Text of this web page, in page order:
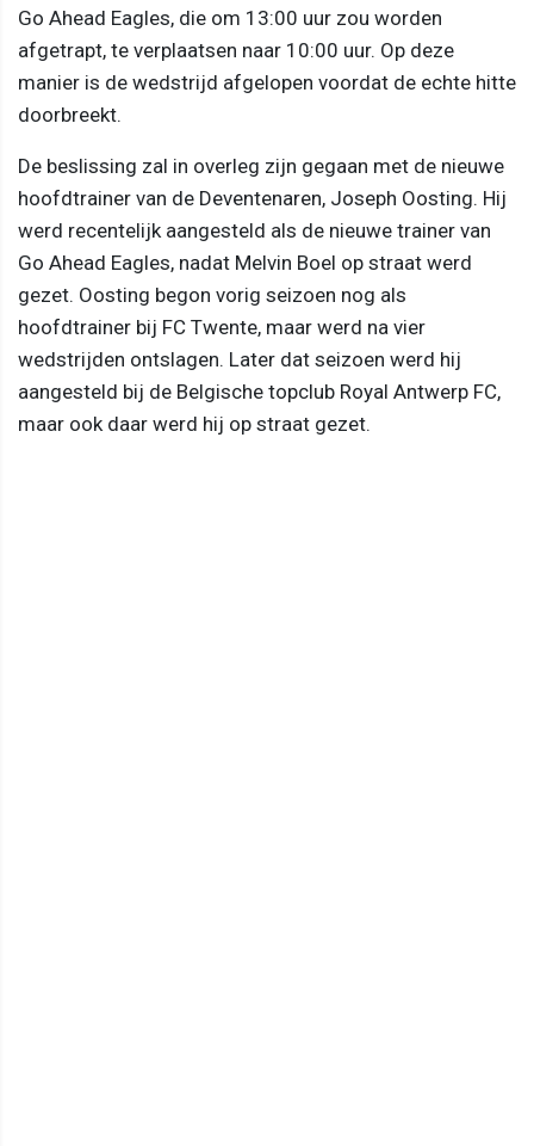
Go Ahead Eagles, die om 13:00 uur zou worden
afgetrapt, te verplaatsen naar 10:00 uur. Op deze
manier is de wedstrijd afgelopen voordat de echte hitte
doorbreekt.
De beslissing zal in overleg zijn gegaan met de nieuwe
hoofdtrainer van de Deventenaren, Joseph Oosting. Hij
werd recentelijk aangesteld als de nieuwe trainer van
Go Ahead Eagles, nadat Melvin Boel op straat werd
gezet. Oosting begon vorig seizoen nog als
hoofdtrainer bij FC Twente, maar werd na vier
wedstrijden ontslagen. Later dat seizoen werd hij
aangesteld bij de Belgische topclub Royal Antwerp FC,
maar ook daar werd hij op straat gezet.